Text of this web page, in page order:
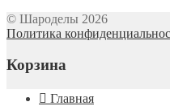
© Шароделы 2026
Политика
Корзина
Главная